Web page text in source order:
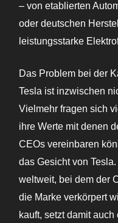
– von etablierten
oder deutschen
leistungsstarke
Das Problem bei der
Tesla ist inzwischen
Vielmehr fragen sich
ihre Werte mit denen
CEOs vereinbaren
das Gesicht von
weltweit, bei dem der
die Marke verkörpert
kauft, setzt damit